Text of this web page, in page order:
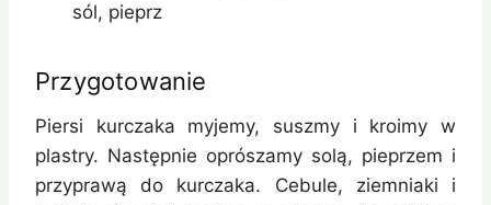
sól, pieprz
Przygotowanie
Piersi kurczaka myjemy, suszmy i kroimy w
plastry. Następnie oprószamy solą, pieprzem i
przyprawą do kurczaka. Cebule, ziemniaki i